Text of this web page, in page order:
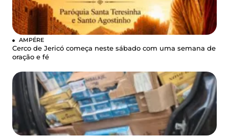
AMPÉRE
Cerco de Jericó começa neste sábado com uma semana de
oração e fé